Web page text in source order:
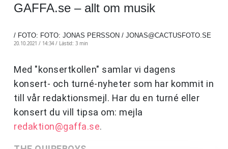
GAFFA.se – allt om musik
/ FOTO: FOTO: JONAS PERSSON / JONAS@CACTUSFOTO.SE
20.10.2021 / 14:34 / Lästid: 3 min
Med "konsertkollen" samlar vi dagens
konsert- och turné-nyheter som har kommit in
till vår redaktionsmejl. Har du en turné eller
konsert du vill tipsa om: mejla
redaktion@gaffa.se.